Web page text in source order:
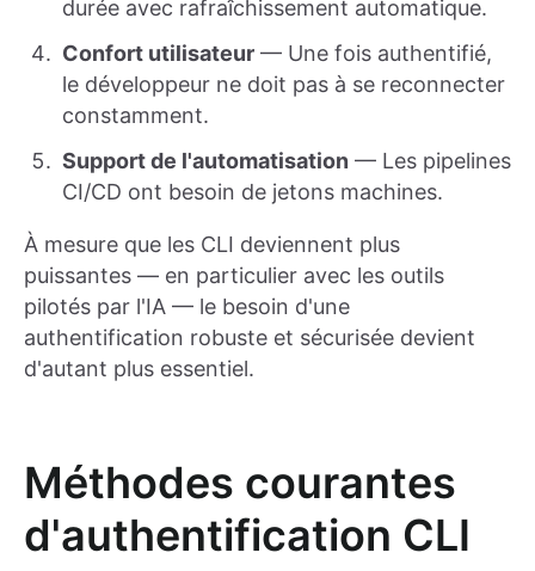
durée avec rafraîchissement automatique.
Confort utilisateur — Une fois authentifié,
le développeur ne doit pas à se reconnecter
constamment.
Support de l'automatisation — Les pipelines
CI/CD ont besoin de jetons machines.
À mesure que les CLI deviennent plus
puissantes — en particulier avec les outils
pilotés par l'IA — le besoin d'une
authentification robuste et sécurisée devient
d'autant plus essentiel.
Méthodes courantes
d'authentification CLI